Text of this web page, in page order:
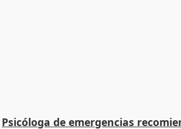
Psicóloga de emergencias